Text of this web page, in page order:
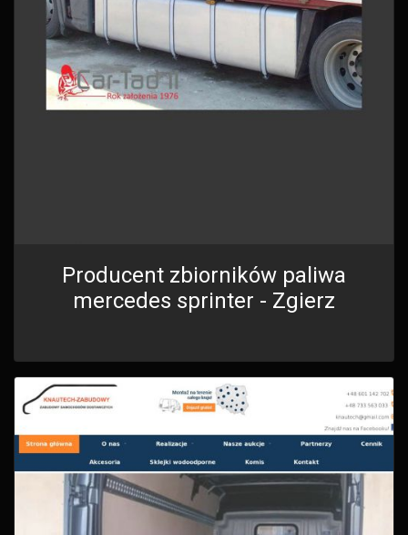
Producent zbiorników paliwa
mercedes sprinter - Zgierz